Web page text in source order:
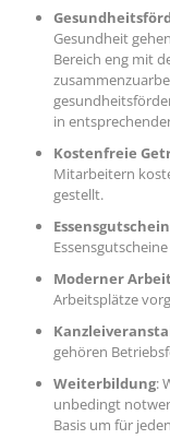
Gesundheit
Bereich eng mit
in
Kostenfreie
Mitarbeitern
gestellt.
Moderner
Arbeitsplätze
gehören
Weiterbildung:
unbedingt
Basis um für